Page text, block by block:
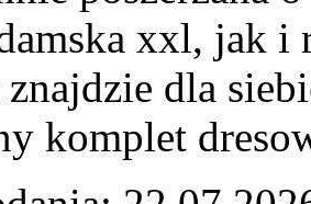
xxl, jak i
dla
komplet